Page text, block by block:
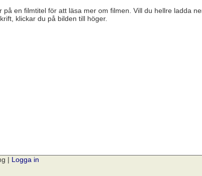
en filmtitel för att läsa mer om filmen. Vill du hellre ladda
klickar du på bilden till höger.
| Logga in